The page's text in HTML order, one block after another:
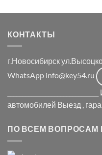
КОНТАКТЫ
г.Новосибирск
WhatsApp info@key54.ru
автомобилей Выезд ,
ПО ВСЕМ ВОПРОСАМ